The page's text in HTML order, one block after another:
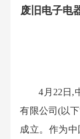
废旧电子电
4月22日,中
有限公司(以
成立。作为